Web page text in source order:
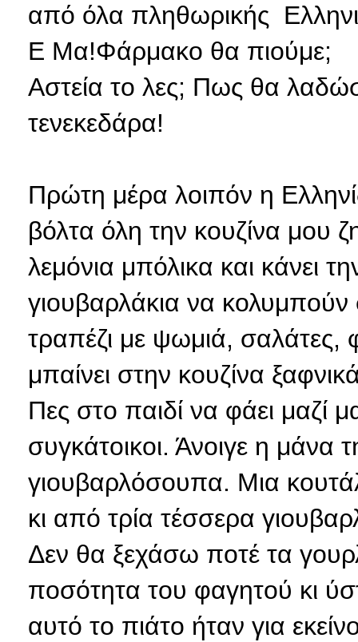
από όλα πληθωρικής
Ε Μα!Φάρμακο θα πιούμε;
Αστεία το λες; Πως θα
τενεκεδάρα!
Πρώτη μέρα λοιπόν η
βόλτα όλη την κουζίνα μου
λεμόνια μπόλικα και κάνει
γιουβαρλάκια να
τραπέζι με ψωμιά, σαλάτες,
μπαίνει στην κουζίνα
Πες στο παιδί να φάει μαζί
συγκάτοικοι. Άνοιγε η
γιουβαρλόσουπα. Μια
κι από τρία τέσσερα
Δεν θα ξεχάσω ποτέ τα
ποσότητα του φαγητού κι
αυτό το πιάτο ήταν για